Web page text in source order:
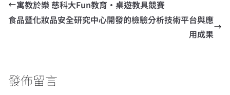
寓教於樂 慈科大Fun教育‧桌遊教具競賽
食品暨化妝品安全研究中心開發的檢驗分析技術平台與應
用成果
發佈留言